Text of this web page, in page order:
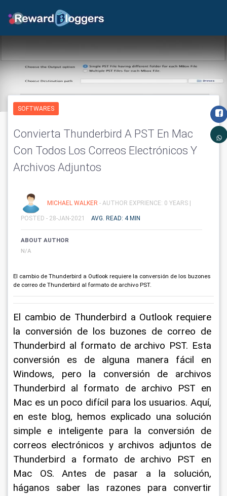
SOFTWARES
Convierta Thunderbird A PST En Mac
Con Todos Los Correos Electrónicos Y
Archivos Adjuntos
MICHAEL WALKER - AUTHOR EXPRIENCE: 0 YEARS |
POSTED - 28-JAN-2021 AVG. READ: 4 MIN
ABOUT AUTHOR
N/A
El cambio de Thunderbird a Outlook requiere la conversión de los buzones
de correo de Thunderbird al formato de archivo PST.
El cambio de Thunderbird a Outlook requiere
la conversión de los buzones de correo de
Thunderbird al formato de archivo PST. Esta
conversión es de alguna manera fácil en
Windows, pero la conversión de archivos
Thunderbird al formato de archivo PST en
Mac es un poco difícil para los usuarios. Aquí,
en este blog, hemos explicado una solución
simple e inteligente para la conversión de
correos electrónicos y archivos adjuntos de
Thunderbird a formato de archivo PST en
Mac OS. Antes de pasar a la solución,
háganos saber las razones para convertir